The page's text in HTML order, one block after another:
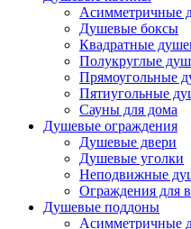
Асимметричные
Душевые боксы
Квадратные
Полукруглые
Прямоугольные
Пятиугольные
Сауны для дома
Душевые ограждения
Душевые двери
Душевые уголки
Неподвижные
Ограждения для
Душевые поддоны
Асимметричные